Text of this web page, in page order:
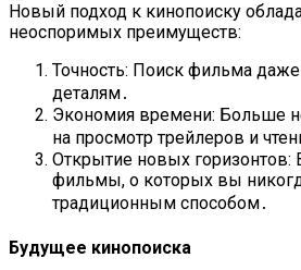
Новый подход к кинопоиску
неоспоримых преимуществ:
Точность: Поиск фильма
деталям․
Экономия времени: Больше
на просмотр трейлеров и
Открытие новых горизонтов:
фильмы, о которых вы
традиционным способом․
Будущее кинопоиска